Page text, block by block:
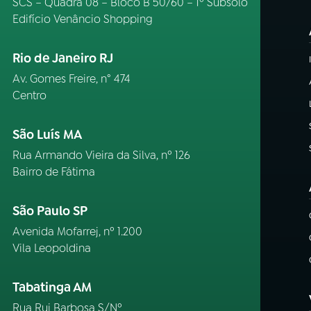
Edifício Venâncio Shopping
Rio de Janeiro RJ
Av. Gomes Freire, n° 474
Centro
São Luís MA
Rua Armando Vieira da Silva, nº 126
Bairro de Fátima
São Paulo SP
Avenida Mofarrej, nº 1.200
Vila Leopoldina
Tabatinga AM
Rua Rui Barbosa S/Nº